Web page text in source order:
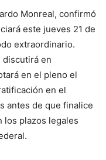
Monreal, confirmó
este jueves 21 de
extraordinario.
discutirá en
en el pleno el
en el
antes de que finalice
los plazos legales